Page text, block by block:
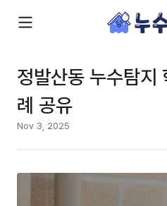
정발산동 누수탐지
례 공유
Nov 3, 2025